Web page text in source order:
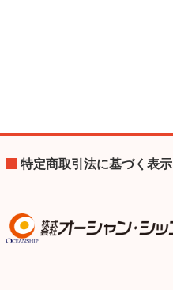
特定商取引法に基づく表示